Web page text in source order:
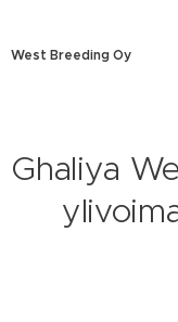
West Breeding Oy
Ghaliya